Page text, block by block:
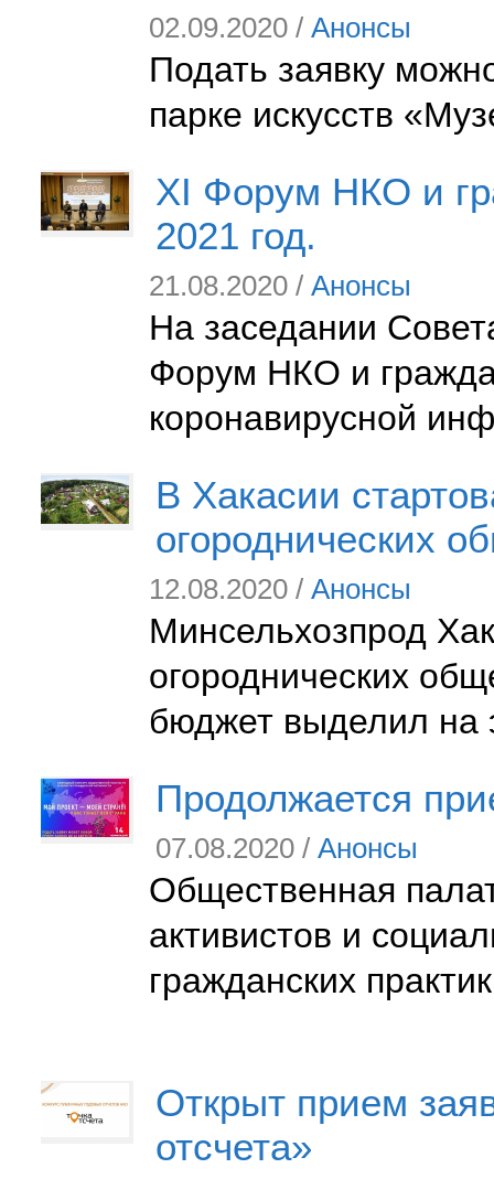
02.09.2020 / Анонсы
Подать заявку
парке искусств
XI Форум НКО и
2021 год.
21.08.2020 / Анонсы
На заседании
Форум НКО и
коронавирусной
В Хакасии
огороднических
12.08.2020 / Анонсы
Минсельхозпрод
огороднических
бюджет выделил на
Продолжается
07.08.2020 / Анонсы
Общественная
активистов и
гражданских
Открыт прием
отсчета»